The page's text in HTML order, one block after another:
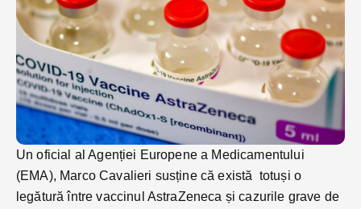
Un oficial al Agenției Europene a Medicamentului
(EMA), Marco Cavalieri susține că există totuși o
legătură între vaccinul AstraZeneca și cazurile grave de